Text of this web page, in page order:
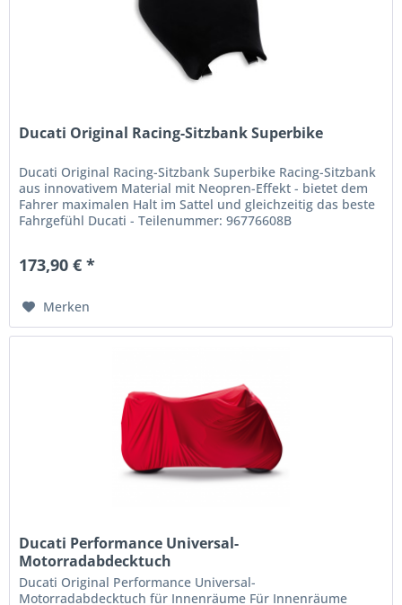
Ducati Original Racing-Sitzbank Superbike
Ducati Original Racing-Sitzbank Superbike Racing-Sitzbank
aus innovativem Material mit Neopren-Effekt - bietet dem
Fahrer maximalen Halt im Sattel und gleichzeitig das beste
Fahrgefühl Ducati - Teilenummer: 96776608B
173,90 € *
Merken
Ducati Performance Universal-
Motorradabdecktuch
Ducati Original Performance Universal-
Motorradabdecktuch für Innenräume Für Innenräume